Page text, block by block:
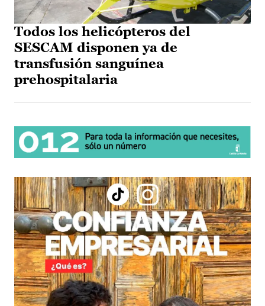
Todos los helicópteros del
SESCAM disponen ya de
transfusión sanguínea
prehospitalaria